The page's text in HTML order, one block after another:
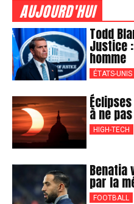
AUJOURD'HUI
Todd
Justice
homme
ÉTATS-UNIS
à ne
HIGH-TECH
Benatia
par la
FOOTBALL